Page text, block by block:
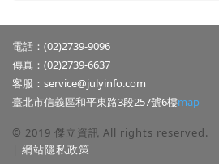
電話：(02)2739-9096
傳真：(02)2739-6637
客服： service@julyinfo.com
臺北市信義區和平東路3段257號6樓map
© 2019 傑立資訊 All rights reserved.
| 網站隱私政策